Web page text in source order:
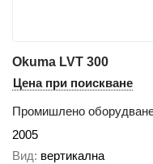
Okuma LVT 300
Цена при поискване
Промишлено
2005
Вид вертикална